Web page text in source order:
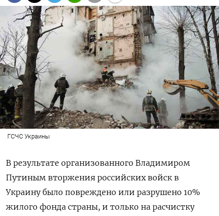
ГСЧС Украины
В результате организованного Владимиром
Путиным вторжения российских войск в
Украину было повреждено или разрушено 10%
жилого фонда страны, и только на расчистку